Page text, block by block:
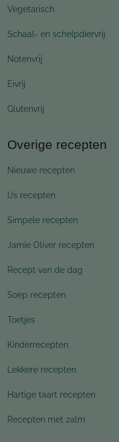
Vegetarisch
Schaal- en schelpdiervrij
Notenvrij
Eivrij
Glutenvrij
Overige recepten
Nieuwe recepten
IJs recepten
Simpele recepten
Jamie Oliver recepten
Recept van de dag
Soep recepten
Toetjes
Kinderrecepten
Lekkere recepten
Hartige taart recepten
Recepten met zalm